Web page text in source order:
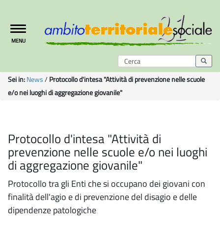
Toggle
navigation
MENU
Sei in:News/Protocollo d'intesa "Attività di prevenzione nelle scuole
e/o nei luoghi di aggregazione giovanile"
Protocollo d'intesa "Attività di
prevenzione nelle scuole e/o nei luoghi
di aggregazione giovanile"
Protocollo tra gli Enti che si occupano dei giovani con
finalità dell'agio e di prevenzione del disagio e delle
dipendenze patologiche